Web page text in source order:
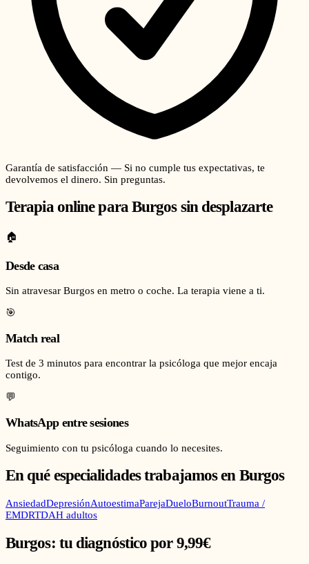
Garantía de satisfacción — Si no cumple tus expectativas, te
devolvemos el dinero. Sin preguntas.
Terapia online paraBurgossin desplazarte
🏠
Desde casa
Sin atravesar Burgos en metro o coche. La terapia viene a ti.
🎯
Match real
Test de 3 minutos para encontrar la psicóloga que mejor encaja
contigo.
💬
WhatsApp entre sesiones
Seguimiento con tu psicóloga cuando lo necesites.
En qué especialidades trabajamos en Burgos
AnsiedadDepresiónAutoestimaParejaDueloBurnoutTrauma /
EMDRTDAH adultos
Burgos: tu diagnóstico por 9,99€